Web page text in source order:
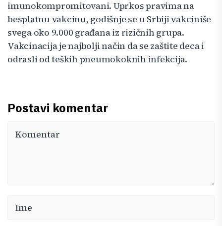
imunokompromitovani. Uprkos pravima na
besplatnu vakcinu, godišnje se u Srbiji vakciniše
svega oko 9.000 građana iz rizičnih grupa.
Vakcinacija je najbolji način da se zaštite deca i
odrasli od teških pneumokoknih infekcija.
Postavi komentar